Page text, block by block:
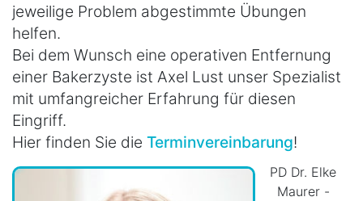
jeweilige Problem abgestimmte Übungen
helfen.
Bei dem Wunsch eine operativen Entfernung
einer Bakerzyste ist Axel Lust unser Spezialist
mit umfangreicher Erfahrung für diesen
Eingriff.
Hier finden Sie die Terminvereinbarung!
PD Dr. Elke
Maurer -